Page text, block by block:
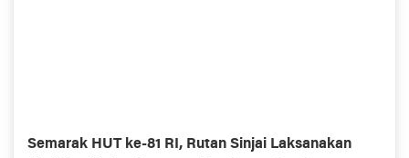
Semarak HUT ke-81 RI, Rutan Sinjai Laksanakan